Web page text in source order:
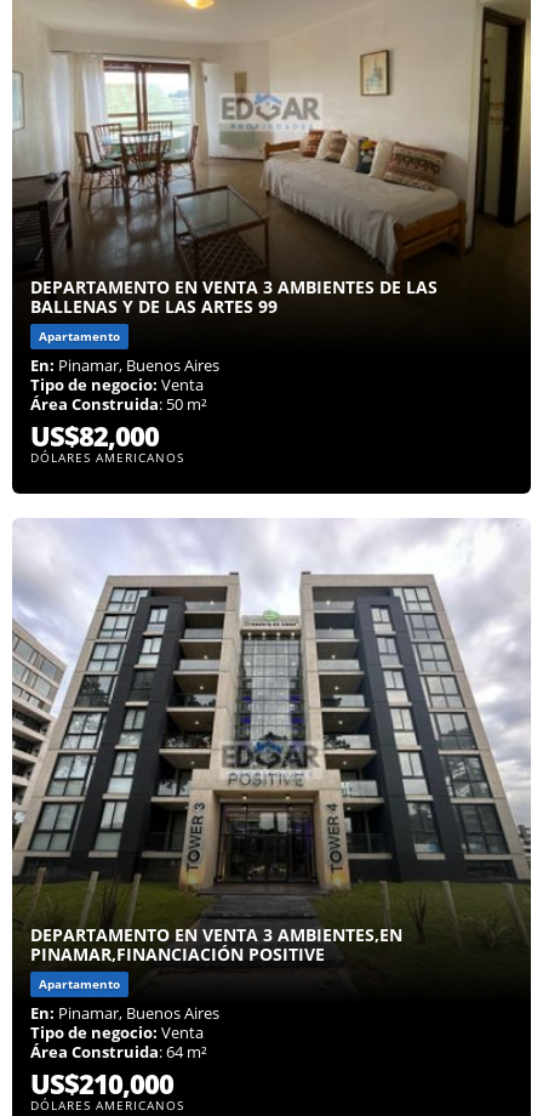
DEPARTAMENTO EN VENTA 3 AMBIENTES DE LAS
BALLENAS Y DE LAS ARTES 99
Apartamento
En: Pinamar, Buenos Aires
Tipo de negocio: Venta
Área Construida: 50 m²
US$82,000
DÓLARES AMERICANOS
DEPARTAMENTO EN VENTA 3 AMBIENTES,EN
PINAMAR,FINANCIACIÓN POSITIVE
Apartamento
En: Pinamar, Buenos Aires
Tipo de negocio: Venta
Área Construida: 64 m²
US$210,000
DÓLARES AMERICANOS